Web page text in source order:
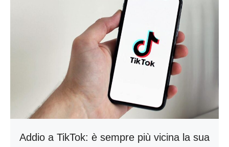
Addio a TikTok: è sempre più vicina la sua